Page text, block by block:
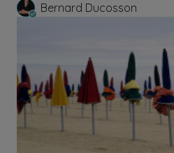
Bernard Ducosson